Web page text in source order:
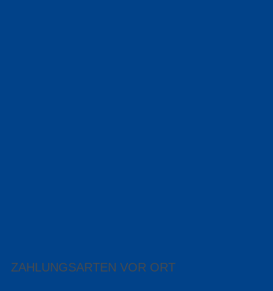
ZAHLUNGSARTEN VOR ORT